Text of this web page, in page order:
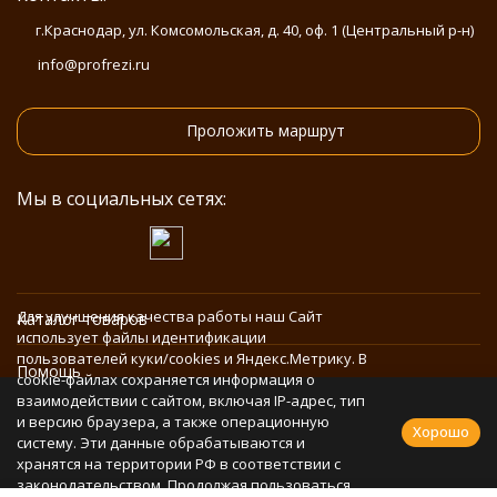
г.Краснодар, ул. Комсомольская, д. 40, оф. 1 (Центральный р-н)
info@profrezi.ru
Проложить маршрут
Мы в социальных сетях:
Каталог товаров
Помощь
Информация
Политика персональных данных
Для улучшения качества работы наш Сайт
использует файлы идентификации
пользователей куки/cookies и Яндекс.Метрику. В
cookie-файлах сохраняется информация о
взаимодействии с сайтом, включая IP-адрес, тип
и версию браузера, а также операционную
систему. Эти данные обрабатываются и
хранятся на территории РФ в соответствии с
законодательством. Продолжая пользоваться
Хорошо